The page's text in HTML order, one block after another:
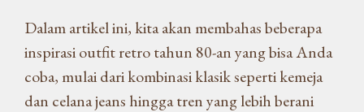
Dalam artikel ini, kita akan membahas beberapa
inspirasi outfit retro tahun 80-an yang bisa Anda
coba, mulai dari kombinasi klasik seperti kemeja
dan celana jeans hingga tren yang lebih berani